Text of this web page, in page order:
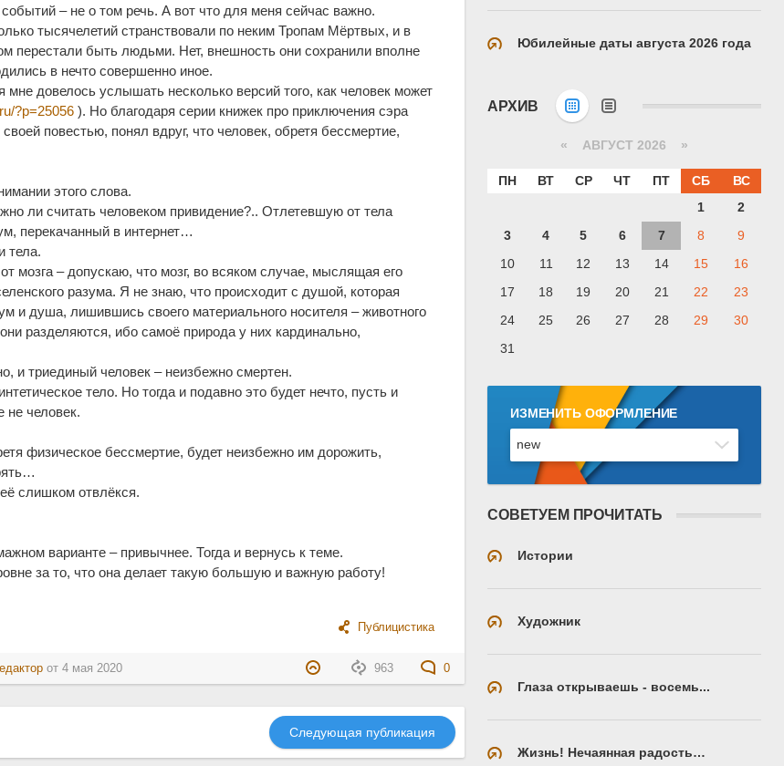
– не о том речь. А вот что для меня сейчас важно.
тысячелетий странствовали по неким Тропам Мёртвых, и в
перестали быть людьми. Нет, внешность они сохранили вполне
в нечто совершенно иное.
довелось услышать несколько версий того, как человек может
?p=25056 ). Но благодаря серии книжек про приключения сэра
повестью, понял вдруг, что человек, обретя бессмертие,
этого слова.
ли считать человеком привидение?.. Отлетевшую от тела
перекачанный в интернет…
тела.
мозга – допускаю, что мозг, во всяком случае, мыслящая его
разума. Я не знаю, что происходит с душой, которая
и душа, лишившись своего материального носителя – животного
разделяются, ибо самоё природа у них кардинально,
и триединый человек – неизбежно смертен.
тело. Но тогда и подавно это будет нечто, пусть и
не человек.
физическое бессмертие, будет неизбежно им дорожить,
слишком отвлёкся.
варианте – привычнее. Тогда и вернусь к теме.
за то, что она делает такую большую и важную работу!
Публицистика
963 0
от4 мая 2020
Следующая публикация
Юбилейные даты августа 2026 года
АРХИВ
« АВГУСТ 2026 »
ПН ВТ СР ЧТ ПТ СБ
ВС
1
2
3
4 5 6 7 8
9
10
11 12 13 14 15
16
17
18 19 20 21 22
23
24
25 26 27 28 29
30
31
ИЗМЕНИТЬ ОФОРМЛЕНИЕ
СОВЕТУЕМ ПРОЧИТАТЬ
Истории
Художник
Глаза открываешь - восемь...
Жизнь! Нечаянная радость…